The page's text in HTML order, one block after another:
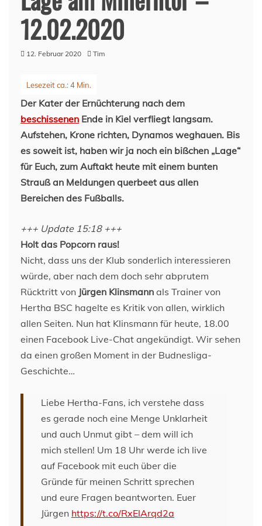
12.02.2020
12. Februar 2020 Tim
Der Kater der Ernüchterung nach dem
beschissenen Ende in Kiel verfliegt langsam.
Aufstehen, Krone richten, Dynamos weghauen. Bis
es soweit ist, haben wir ja noch ein bißchen „Lage“
für Euch, zum Auftakt heute mit einem bunten
Strauß an Meldungen querbeet aus allen
Bereichen des Fußballs.
+++ Update 15:18 +++
Holt das Popcorn raus!
Nicht, dass uns der Klub sonderlich interessieren
würde, aber nach dem doch sehr abprutem
Rücktritt von Jürgen Klinsmann als Trainer von
Hertha BSC hagelte es Kritik von allen, wirklich
allen Seiten. Nun hat Klinsmann für heute, 18.00
einen Facebook Live-Chat angekündigt. Wir sehen
da einen großen Moment in der Budnesliga-
Geschichte…
Liebe Hertha-Fans, ich verstehe dass
es gerade noch eine Menge Unklarheit
und auch Unmut gibt – dem will ich
mich stellen! Um 18 Uhr werde ich live
auf Facebook mit euch über die
Gründe für meinen Schritt sprechen
und eure Fragen beantworten. Euer
Jürgen https://t.co/RxElArqd2a